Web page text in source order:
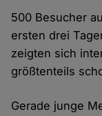
500 Besucher
ersten drei
zeigten sich
größtenteils
Gerade junge